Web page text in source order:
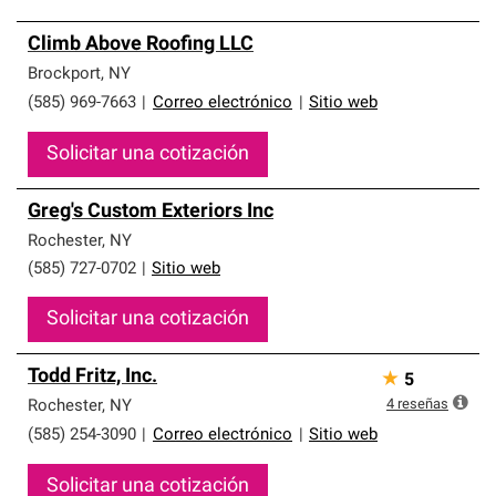
Climb Above Roofing LLC
Brockport, NY
(585) 969-7663
Correo electrónico Sitio web
Solicitar una cotización
Greg's Custom Exteriors Inc
Rochester, NY
(585) 727-0702
Sitio web
Solicitar una cotización
Todd Fritz, Inc.
Rochester, NY
(585) 254-3090
Correo electrónico Sitio web
Solicitar una cotización
★ 5
4 reseñas